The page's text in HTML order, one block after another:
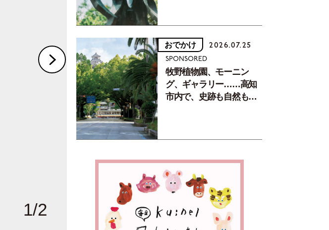
1/2
おでかけ 2026.07.25
SPONSORED
牧野植物園、モーニン
グ、ギャラリー……高知
市内で、史跡も自然もグ